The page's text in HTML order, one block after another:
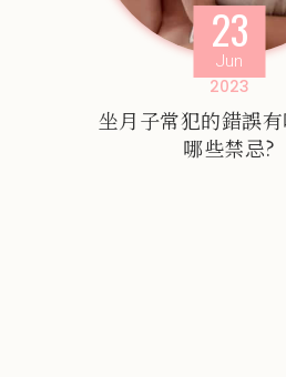
23
Jun
2023
坐月子常犯的錯誤
哪些禁忌?